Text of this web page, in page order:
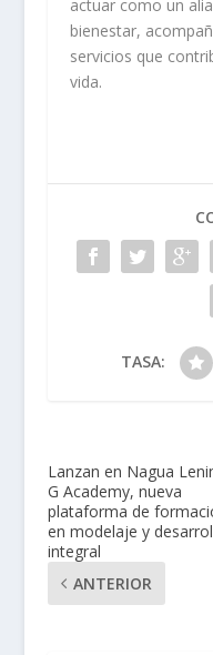
actuar como un
bienestar,
servicios que
vida.
TASA:
Lanzan en Nagua
G Academy, nueva
plataforma de
en modelaje y
integral
ANTERIOR